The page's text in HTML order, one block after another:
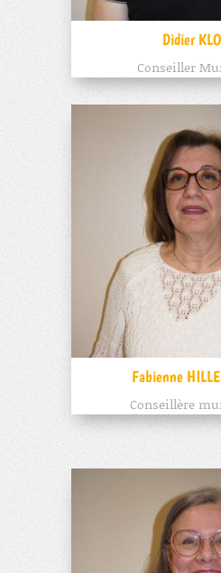
Didier
Conseiller
Fabienne
Conseillère